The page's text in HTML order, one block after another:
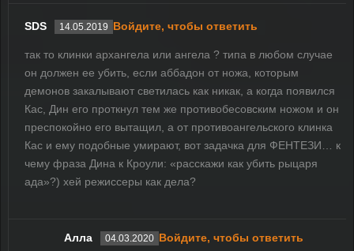
SDS 14.05.2019 Войдите, чтобы ответить
так то клинки архангела или ангела ? типа в любом случае
он должен ее убить, если аббадон от ножа, которым
демонов закалывают светилась как никак, а когда появился
Кас, Дин его проткнул тем же противобесовским ножом и он
преспокойно его вытащил, а от противоангельского клинка
Кас и ему подобные умирают, вот задачка для ФЕНТЕЗИ… к
чему фраза Дина к Кроули: «расскажи как убить рыцаря
ада»?) хей режиссеры как дела?
Алла 04.03.2020 Войдите, чтобы ответить